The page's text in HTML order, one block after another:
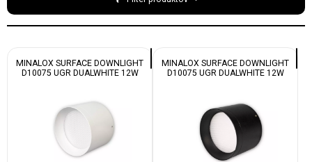
MINALOX SURFACE DOWNLIGHT
D10075 UGR DUALWHITE 12W
MINALOX SURFACE DOWNLIGHT
D10075 UGR DUALWHITE 12W